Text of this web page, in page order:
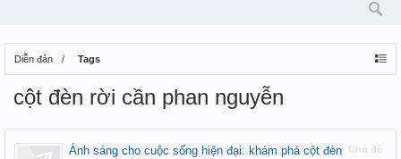
Diễn đàn Tags
cột đèn rời cần phan nguyễn
Chủ đề
Ánh sáng cho cuộc sống hiện đại: khám phá cột đèn